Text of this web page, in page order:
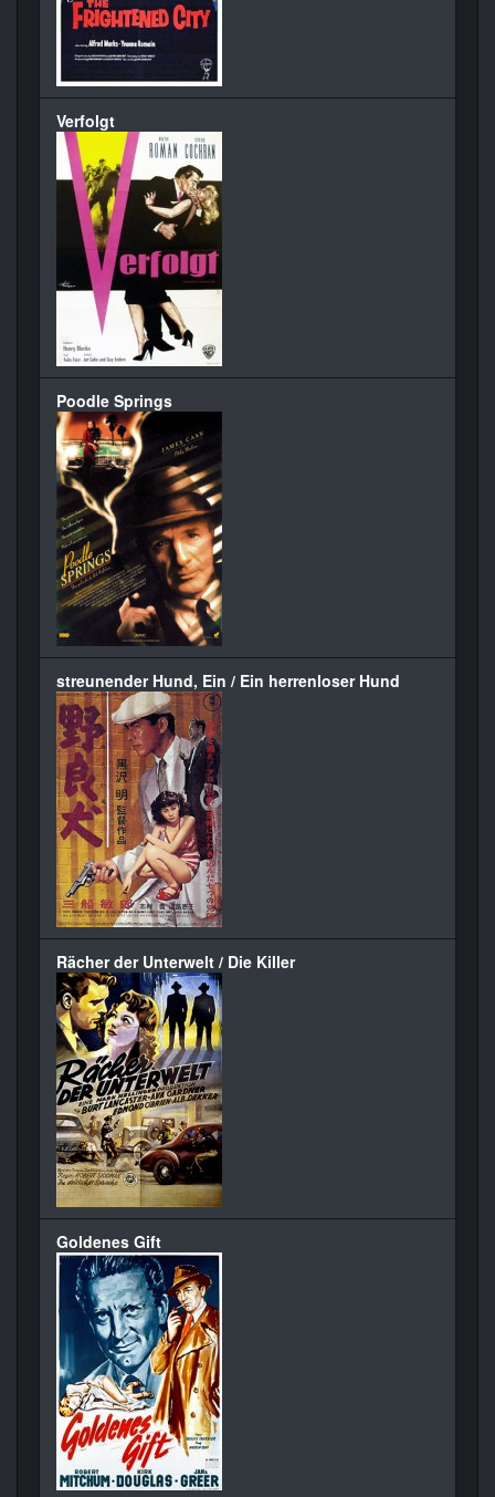
Verfolgt
Poodle Springs
streunender Hund, Ein / Ein herrenloser Hund
Rächer der Unterwelt / Die Killer
Goldenes Gift